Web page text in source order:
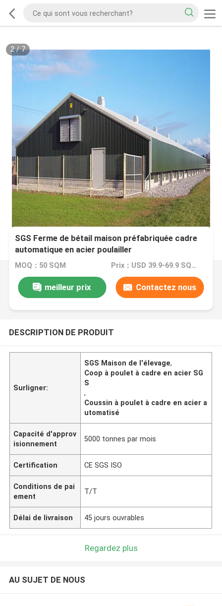
2/7
SGS Ferme de bétail maison préfabriquée cadre
automatique en acier poulailler
MOQ：50 SQM Prix：USD 39.9-69.9 SQM
meilleur prix Contactez nous
DESCRIPTION DE PRODUIT
Surligner:
SGS Maison de l'élevage,
Coop à poulet à cadre en acier SG
S
,
Coussin à poulet à cadre en acier a
utomatisé
Capacité d'approv
isionnement
5000 tonnes par mois
Certification CE SGS ISO
Conditions de pai
ement
T/T
Délai de livraison 45 jours ouvrables
Regardez plus
AU SUJET DE NOUS